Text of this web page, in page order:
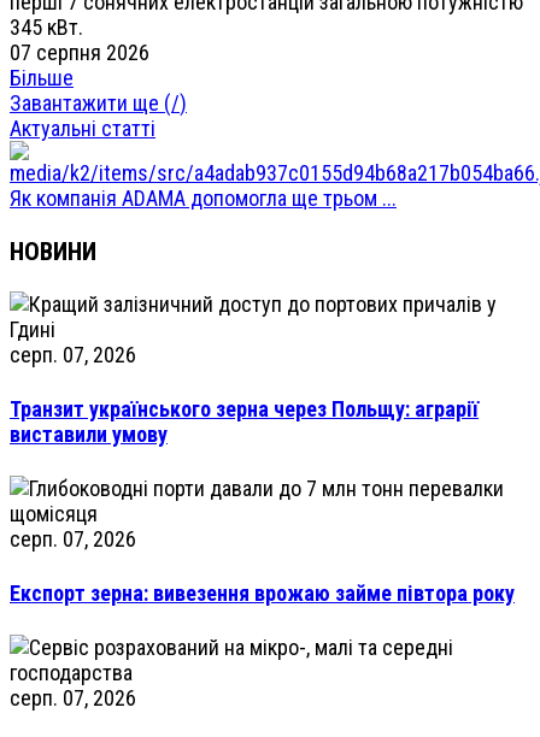
345 кВт.
07 серпня 2026
Більше
Завантажити ще (/)
Актуальні статті
Як компанія ADAMA допомогла ще трьом ...
НОВИНИ
серп. 07, 2026
Транзит українського зерна через Польщу: аграрії
виставили умову
серп. 07, 2026
Експорт зерна: вивезення врожаю займе півтора року
серп. 07, 2026